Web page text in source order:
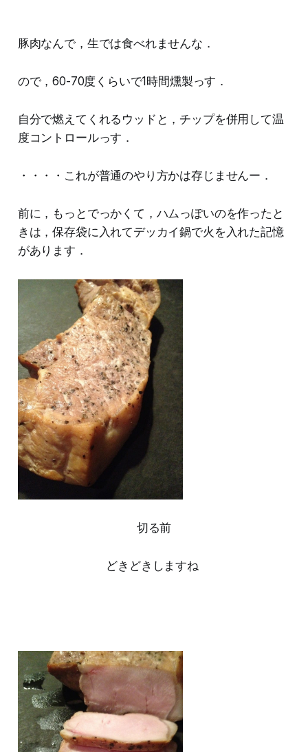
豚肉なんで，生では食べれませんな．
ので，60-70度くらいで1時間燻製っす．
自分で燃えてくれるウッドと，チップを併用して温
度コントロールっす．
・・・・これが普通のやり方かは存じませんー．
前に，もっとでっかくて，ハムっぽいのを作ったと
きは，保存袋に入れてデッカイ鍋で火を入れた記憶
があります．
切る前
どきどきしますね